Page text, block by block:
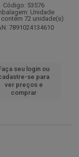
Código: 53576
Unidade
contém 72 unidade(s)
7891024134610
seu login ou
se para
ver preços e
comprar